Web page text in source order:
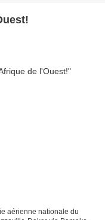
aérienne nationale du